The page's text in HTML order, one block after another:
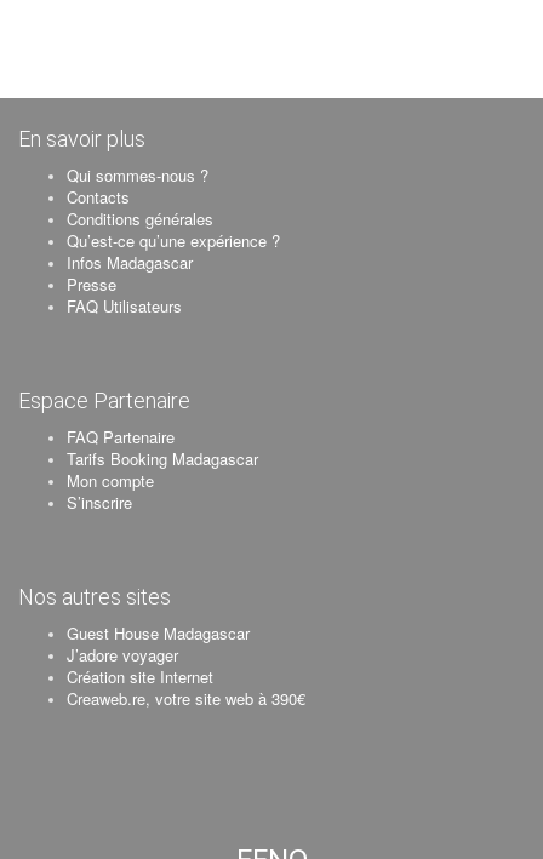
En savoir plus
Qui sommes-nous ?
Contacts
Conditions générales
Qu’est-ce qu’une expérience ?
Infos Madagascar
Presse
FAQ Utilisateurs
Espace Partenaire
FAQ Partenaire
Tarifs Booking Madagascar
Mon compte
S’inscrire
Nos autres sites
Guest House Madagascar
J’adore voyager
Création site Internet
Creaweb.re, votre site web à 390€